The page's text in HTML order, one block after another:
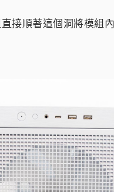
接順著這個洞將模組